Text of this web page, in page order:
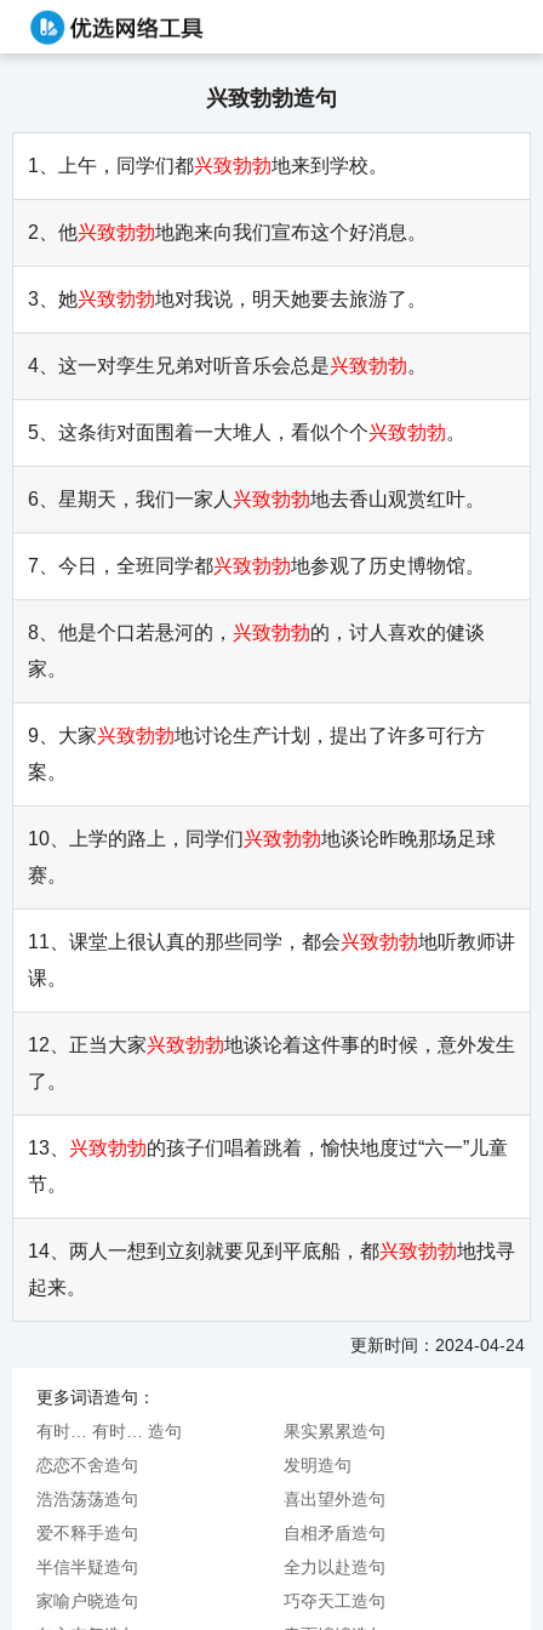
兴致勃勃造句
1、上午，同学们都兴致勃勃地来到学校。
2、他兴致勃勃地跑来向我们宣布这个好消息。
3、她兴致勃勃地对我说，明天她要去旅游了。
4、这一对孪生兄弟对听音乐会总是兴致勃勃。
5、这条街对面围着一大堆人，看似个个兴致勃勃。
6、星期天，我们一家人 兴致勃勃地去香山观赏红叶。
7、今日，全班同学都兴致勃勃地参观了历史博物馆。
8、他是个口若悬河的， 兴致勃勃的，讨人喜欢的健谈
家。
9、大家兴致勃勃地讨论生产计划，提出了许多可行方
案。
10、上学的路上，同学们兴致勃勃地谈论昨晚那场足球
赛。
11、课堂上很认真的那些同学，都会兴致勃勃地听教师讲
课。
12、正当大家兴致勃勃地谈论着这件事的时候，意外发生
了。
13、 兴致勃勃的孩子们唱着跳着，愉快地度过“六一”儿童
节。
14、两人一想到立刻就要见到平底船，都兴致勃勃地找寻
起来。
更新时间：2024-04-24
更多词语造句：
有时… 有时… 造句
果实累累造句
恋恋不舍造句
发明造句
浩浩荡荡造句
喜出望外造句
爱不释手造句
自相矛盾造句
半信半疑造句
全力以赴造句
家喻户晓造句
巧夺天工造句